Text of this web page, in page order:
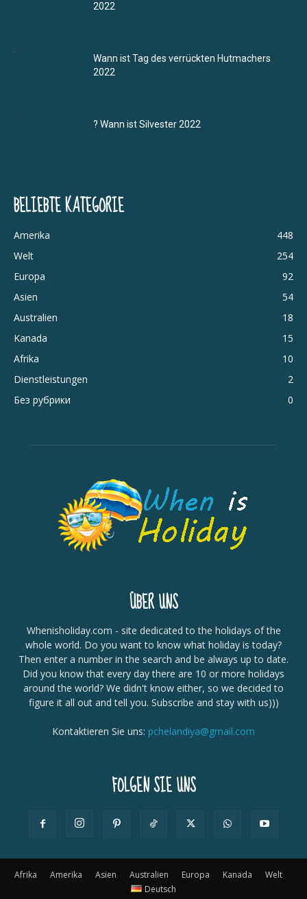
2022
Wann ist Tag des verrückten Hutmachers
2022
? Wann ist Silvester 2022
BELIEBTE KATEGORIE
Amerika
448
Welt
254
Europa
92
Asien
54
Australien
18
Kanada
15
Afrika
10
Dienstleistungen
2
Без рубрики
0
ÜBER UNS
Whenisholiday.com - site dedicated to the holidays of the
whole world. Do you want to know what holiday is today?
Then enter a number in the search and be always up to date.
Did you know that every day there are 10 or more holidays
around the world? We didn't know either, so we decided to
figure it all out and tell you. Subscribe and stay with us)))
Kontaktieren Sie uns: pchelandiya@gmail.com
FOLGEN SIE UNS
Afrika Amerika Asien Australien Europa Kanada
Welt
Deutsch